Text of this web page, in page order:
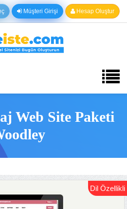
Müşteri Girişi Hesap Oluştur
Web Site Paketi
Dil Özellikli